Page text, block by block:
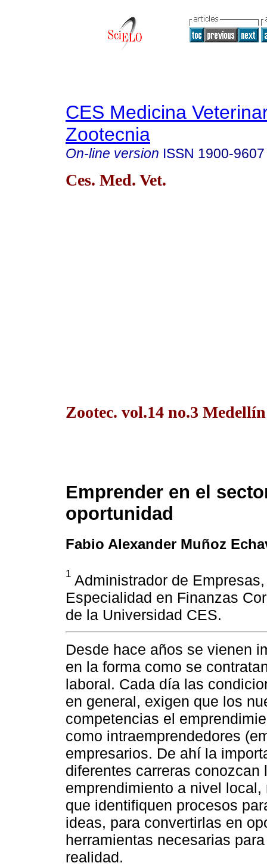
CES Medicina
Zootecnia
On-line version ISSN 1900-9607
Ces. Med. Vet.
Zootec. vol.14 no.3
Emprender en el
oportunidad
Fabio Alexander Muñoz
1 Administrador de
Especialidad en Finanzas
de la Universidad CES.
Desde hace años se vienen
en la forma como se
laboral. Cada día las
en general, exigen que los
competencias el
como intraemprendedores
empresarios. De ahí la
diferentes carreras
emprendimiento a nivel
que identifiquen procesos
ideas, para convertirlas en
herramientas necesarias
realidad.